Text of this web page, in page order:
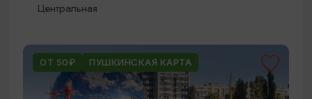
Центральная
ОТ 50₽ ПУШКИНСКАЯ КАРТА